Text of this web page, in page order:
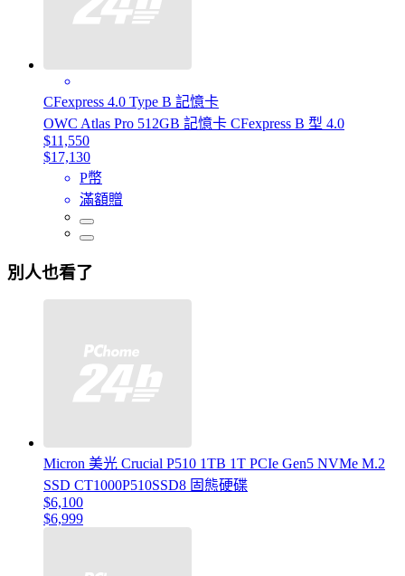
CFexpress 4.0 Type B 記憶卡
OWC Atlas Pro 512GB 記憶卡 CFexpress B 型 4.0
$11,550
$17,130
P幣
滿額贈
別人也看了
Micron 美光 Crucial P510 1TB 1T PCIe Gen5 NVMe M.2
SSD CT1000P510SSD8 固態硬碟
$6,100
$6,999